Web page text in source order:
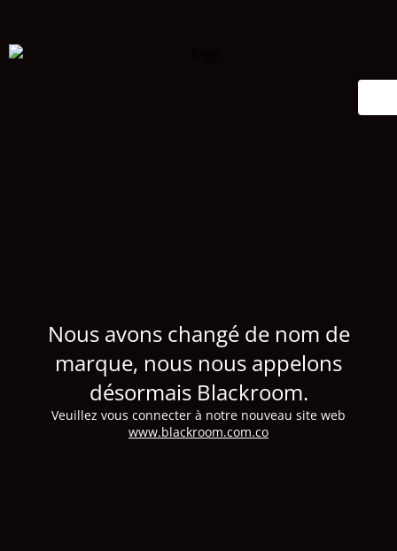
Nous avons changé de nom de
marque, nous nous appelons
désormais Blackroom.
Veuillez vous connecter à notre nouveau site web
www.blackroom.com.co